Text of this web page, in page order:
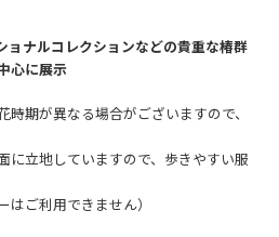
ョナルコレクションなどの貴重な椿群
心に展示
期が異なる場合がございますので、
立地していますので、歩きやすい服
はご利用できません）